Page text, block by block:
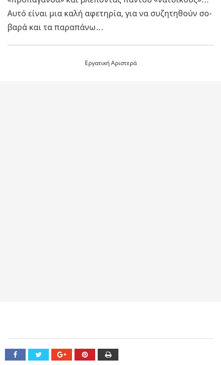
Αυτό είναι μια καλή αφε­τη­ρία, για να συ­ζη­τη­θούν σο­
βα­ρά και τα πα­ρα­πά­νω…
Ερ­γα­τι­κή Αρι­στε­ρά